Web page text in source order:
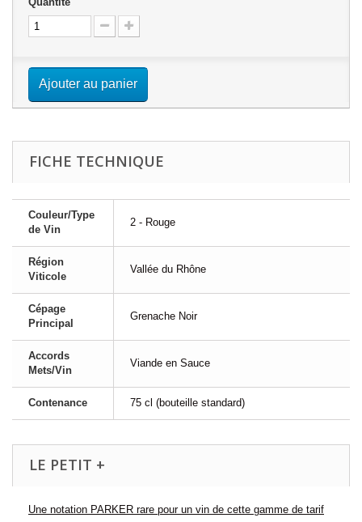
Ajouter au panier
FICHE TECHNIQUE
Couleur/Type
de Vin
2 - Rouge
Région
Viticole
Vallée du Rhône
Cépage
Principal
Grenache Noir
Accords
Mets/Vin
Viande en Sauce
Contenance 75 cl (bouteille standard)
LE PETIT +
Une notation PARKER rare pour un vin de cette gamme de tarif